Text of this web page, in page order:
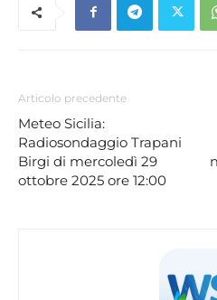
Articolo precedente
Meteo Sicilia:
Radiosondaggio Trapani
Birgi di mercoledì 29
ottobre 2025 ore 12:00